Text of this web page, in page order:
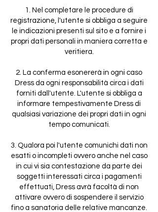
1. Nel completare le procedure di
registrazione, l'utente si obbliga a seguire
le indicazioni presenti sul sito e a fornire i
propri dati personali in maniera corretta e
veritiera.
2. La conferma esonererà in ogni caso
Dress da ogni responsabilità circa i dati
forniti dall'utente. L'utente si obbliga a
informare tempestivamente Dress di
qualsiasi variazione dei propri dati in ogni
tempo comunicati.
3. Qualora poi l'utente comunichi dati non
esatti o incompleti ovvero anche nel caso
in cui vi sia contestazione da parte dei
soggetti interessati circa i pagamenti
effettuati, Dress avrà facoltà di non
attivare ovvero di sospendere il servizio
fino a sanatoria delle relative mancanze.